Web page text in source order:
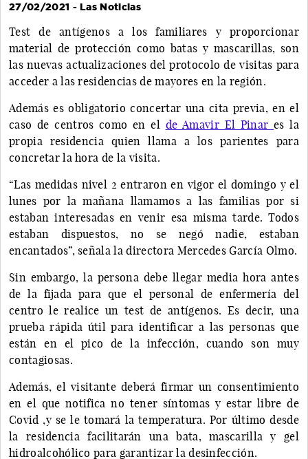
27/02/2021 - Las Noticias
Test de antígenos a los familiares y proporcionar
material de protección como batas y mascarillas, son
las nuevas actualizaciones del protocolo de visitas para
acceder a las residencias de mayores en la región.
Además es obligatorio concertar una cita previa, en el
caso de centros como en el de Amavir El Pinares la
propia residencia quien llama a los parientes para
concretar la hora de la visita.
“Las medidas nivel 2 entraron en vigor el domingo y el
lunes por la mañana llamamos a las familias por si
estaban interesadas en venir esa misma tarde. Todos
estaban dispuestos, no se negó nadie, estaban
encantados”, señala la directora Mercedes García Olmo.
Sin embargo, la persona debe llegar media hora antes
de la fijada para que el personal de enfermería del
centro le realice un test de antígenos. Es decir, una
prueba rápida útil para identificar a las personas que
están en el pico de la infección, cuando son muy
contagiosas.
Además, el visitante deberá firmar un consentimiento
en el que notifica no tener síntomas y estar libre de
Covid ,y se le tomará la temperatura. Por último desde
la residencia facilitarán una bata, mascarilla y gel
hidroalcohólico para garantizar la desinfección.